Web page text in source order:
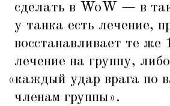
сделать в WoW — в
у танка есть лечение,
восстанавливает те же
лечение на группу, либо
«каждый удар врага по
членам группы».